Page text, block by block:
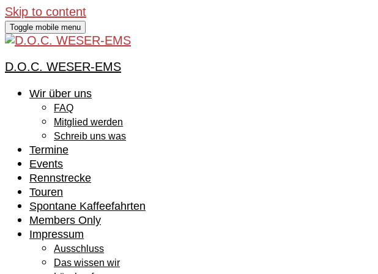
Skip to content
Toggle mobile menu
D.O.C. WESER-EMS
Wir über uns
FAQ
Mitglied werden
Schreib uns was
Termine
Events
Rennstrecke
Touren
Spontane Kaffeefahrten
Members Only
Impressum
Ausschluss
Das wissen wir